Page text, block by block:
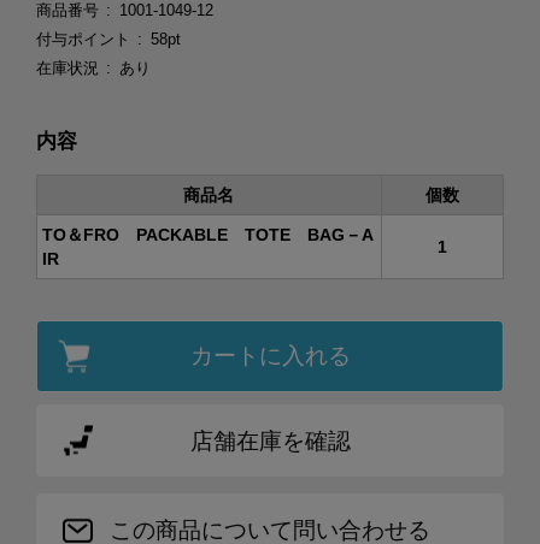
商品番号
1001-1049-12
付与ポイント
58pt
在庫状況
あり
カートに入れる
店舗在庫を確認
内容
商品名 個数
TO＆FRO PACKABLE TOTE BAG－A
IR
1
この商品について問い合わせる